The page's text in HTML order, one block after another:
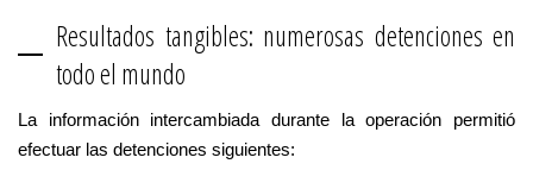
Resultados tangibles: numerosas detenciones en
todo el mundo
La información intercambiada durante la operación permitió
efectuar las detenciones siguientes: